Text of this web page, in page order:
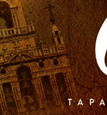
o alla Leadership Arena a
ed eventi di
di performance live e
e non, con
personale è datata 2007 a
è insieme meta e partenza.
punta di penna a sfera